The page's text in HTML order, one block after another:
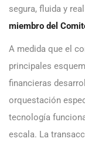
segura, fluida y
miembro del
A medida que el
principales
financieras
orquestación
tecnología
escala. La